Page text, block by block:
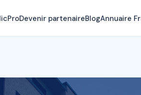
Devenir partenaireBlogAnnuaire